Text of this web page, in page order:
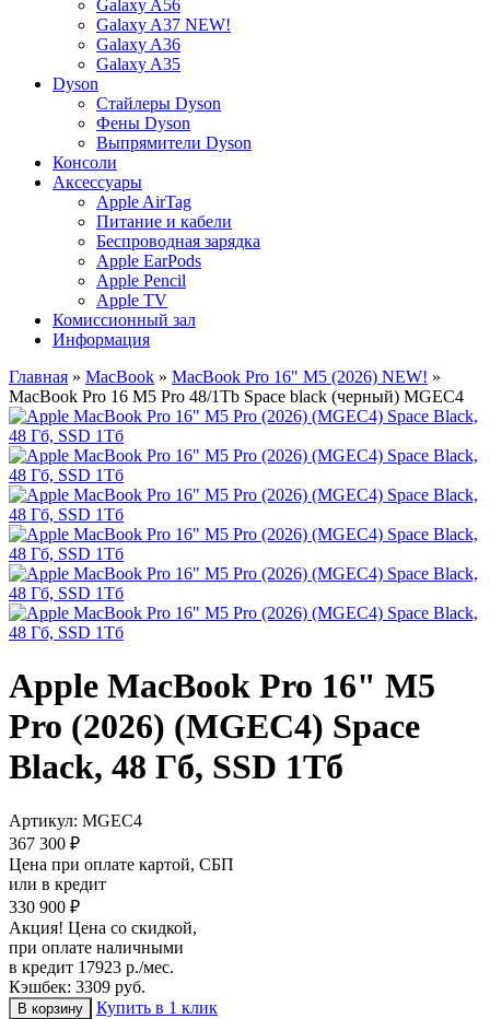
Galaxy A56
Galaxy A37 NEW!
Galaxy A36
Galaxy A35
Dyson
Стайлеры Dyson
Фены Dyson
Выпрямители Dyson
Консоли
Аксессуары
Apple AirTag
Питание и кабели
Беспроводная зарядка
Apple EarPods
Apple Pencil
Apple TV
Комиссионный зал
Информация
Главная » MacBook » MacBook Pro 16" M5 (2026) NEW! »
MacBook Pro 16 M5 Pro 48/1Tb Space black (черный) MGEC4
Apple MacBook Pro 16" M5
Pro (2026) (MGEC4) Space
Black, 48 Гб, SSD 1Тб
Артикул: MGEC4
367 300 ₽
Цена при оплате картой, СБП
или в кредит
330 900 ₽
Акция! Цена со скидкой,
при оплате наличными
в кредит 17923 р./мес.
Кэшбек: 3309 руб.
Купить в 1 клик